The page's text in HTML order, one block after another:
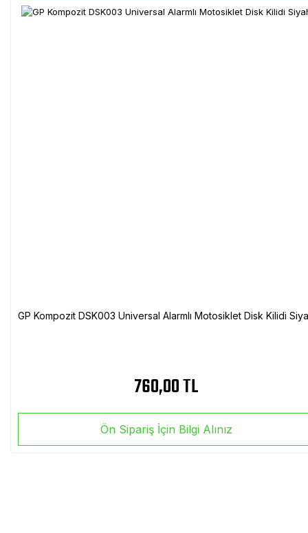
GP Kompozit DSK003 Universal Alarmlı Motosiklet Disk Kilidi
760,00 TL
Ön Sipariş İçin Bilgi Alınız